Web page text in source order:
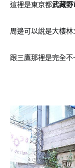
這裡是東京都武藏野
周邊可以說是大樓
跟三鷹那裡是完全不